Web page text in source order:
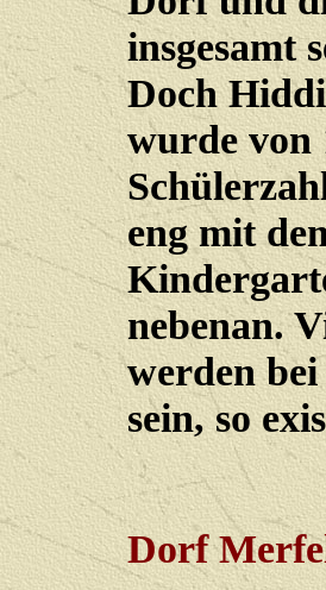
insgesamt
Doch
wurde von
eng mit
nebenan.
werden
sein, so
Dorf